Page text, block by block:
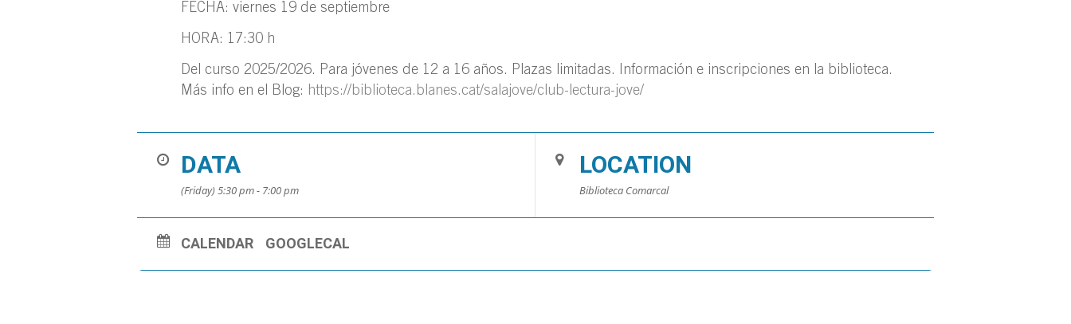
FECHA: viernes 19 de septiembre
HORA: 17:30 h
Del curso 2025/2026. Para jóvenes de 12 a 16 años. Plazas limitadas. Información e inscripciones en la biblioteca.
Más info en el Blog: https://biblioteca.blanes.cat/salajove/club-lectura-jove/
DATA
(Friday) 5:30 pm - 7:00 pm
LOCATION
Biblioteca Comarcal
CALENDAR GOOGLECAL